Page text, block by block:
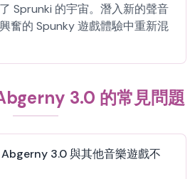
Sprunki 的宇宙。潛入新的聲音
奮的 Spunky 遊戲體驗中重新混
3.0 的常見問題
3.0 與其他音樂遊戲不